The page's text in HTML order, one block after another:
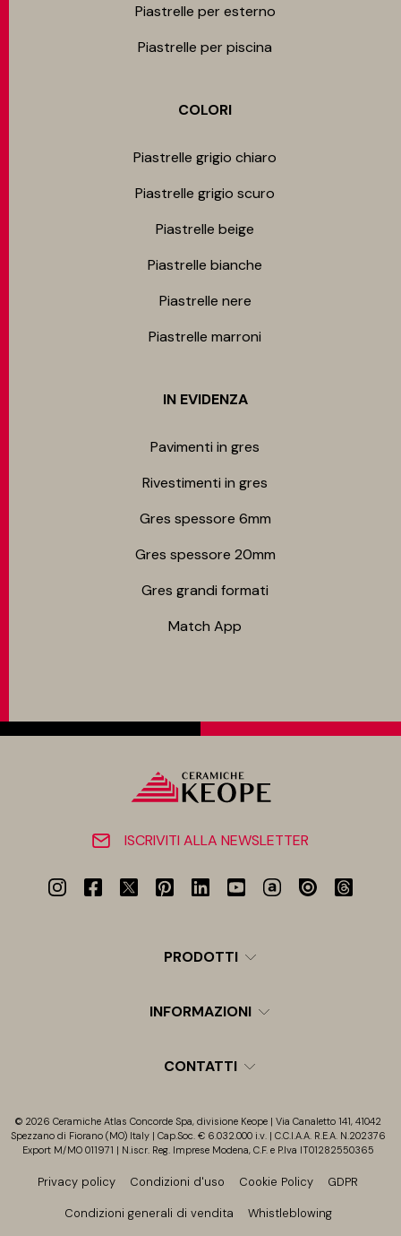
Piastrelle per esterno
Piastrelle per piscina
COLORI
Piastrelle grigio chiaro
Piastrelle grigio scuro
Piastrelle beige
Piastrelle bianche
Piastrelle nere
Piastrelle marroni
IN EVIDENZA
Pavimenti in gres
Rivestimenti in gres
Gres spessore 6mm
Gres spessore 20mm
Gres grandi formati
Match App
ISCRIVITI ALLA NEWSLETTER
PRODOTTI
INFORMAZIONI
CONTATTI
© 2026 Ceramiche Atlas Concorde Spa, divisione Keope | Via Canaletto 141, 41042
Spezzano di Fiorano (MO) Italy | Cap.Soc. € 6.032.000 i.v. | C.C.I.A.A. R.E.A. N.202376
Export M/MO 011971 | N.iscr. Reg. Imprese Modena, C.F. e P.Iva IT01282550365
Privacy policy Condizioni d'uso Cookie Policy GDPR
Condizioni generali di vendita Whistleblowing